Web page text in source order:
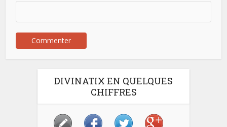
DIVINATIX EN QUELQUES
CHIFFRES